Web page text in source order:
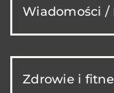
Wiadomości /
Zdrowie i